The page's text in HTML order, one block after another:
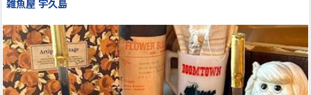
雑魚屋 宇久島